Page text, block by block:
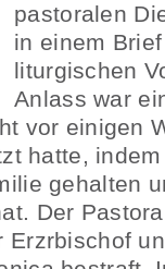
pastoralen
in einem
liturgischen
Anlass war
vor einigen
hatte,
gehalten
Der
Erzrbischof